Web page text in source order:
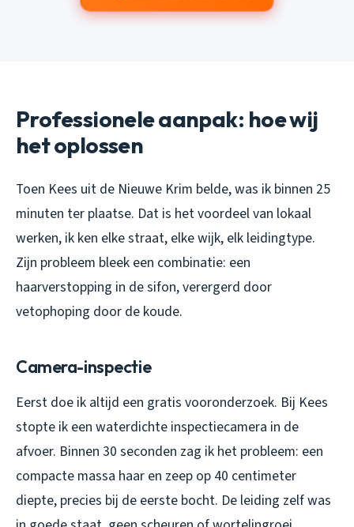
Professionele aanpak: hoe wij
het oplossen
Toen Kees uit de Nieuwe Krim belde, was ik binnen 25
minuten ter plaatse. Dat is het voordeel van lokaal
werken, ik ken elke straat, elke wijk, elk leidingtype.
Zijn probleem bleek een combinatie: een
haarverstopping in de sifon, verergerd door
vetophoping door de koude.
Camera-inspectie
Eerst doe ik altijd een gratis vooronderzoek. Bij Kees
stopte ik een waterdichte inspectiecamera in de
afvoer. Binnen 30 seconden zag ik het probleem: een
compacte massa haar en zeep op 40 centimeter
diepte, precies bij de eerste bocht. De leiding zelf was